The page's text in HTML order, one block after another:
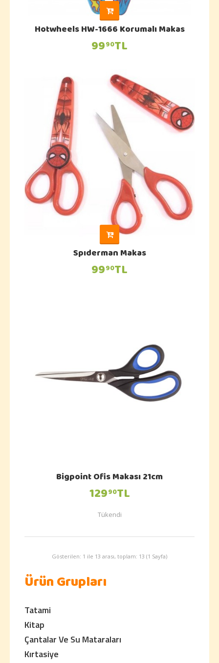
Hotwheels HW-1666 Korumalı Makas
9990TL
Spıderman Makas
9990TL
Bigpoint Ofis Makası 21cm
12990TL
Tükendi
Gösterilen: 1 ile 13 arası, toplam: 13 (1 Sayfa)
Ürün Grupları
Tatami
Kitap
Çantalar Ve Su Mataraları
Kırtasiye